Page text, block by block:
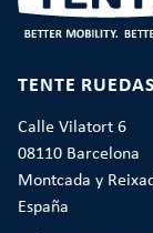
TENTE
Calle Vilatort 6
08110 Barcelona
Montcada y
España